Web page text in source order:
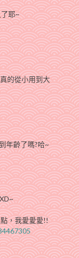
耶~
的從小用到大
年齡了嗎?哈~
，我愛愛愛!!